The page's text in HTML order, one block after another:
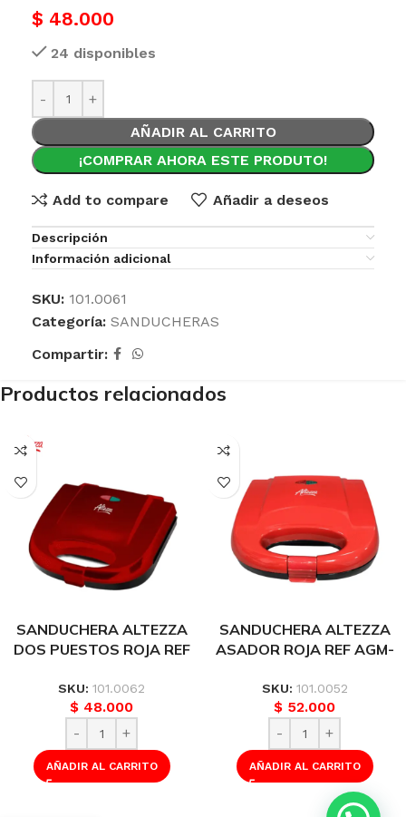
$ 48.000
24 disponibles
AÑADIR AL CARRITO
¡COMPRAR AHORA ESTE PRODUTO!
Add to compare Añadir a deseos
Descripción
Información adicional
SKU: 101.0061
Categoría: SANDUCHERAS
Compartir:
Productos relacionados
SANDUCHERA ALTEZZA
DOS PUESTOS ROJA REF
SKU: 101.0062
$ 48.000
AÑADIR AL CARRITO
SANDUCHERA ALTEZZA
ASADOR ROJA REF AGM-
SKU: 101.0052
$ 52.000
AÑADIR AL CARRITO